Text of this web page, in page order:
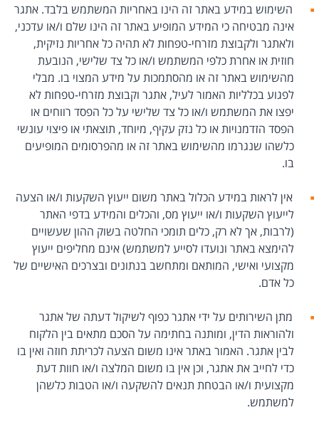
השימוש במידע באתר זה הינו באחריות המשתמש בלבד. אתגר
אינה מבטיחה כי המידע המופיע באתר זה הינו שלם ו/או עדכני,
ולאתגר ולקבוצת מזרחי-טפחות לא תהיה כל אחריות נזיקית,
חוזית או אחרת כלפי המשתמש ו/או כל צד שלישי, הנובעת
מהשימוש באתר זה או מהסתמכות על מידע המצוי בו. מבלי
לפגוע בכלליות האמור לעיל, אתגר וקבוצת מזרחי-טפחות לא
יפצו את המשתמש ו/או כל צד שלישי על כל הפסד רווחים או
הפסד הזדמנויות או כל נזק עקיף, מיוחד, תוצאתי או פיצוי עונשי
כלשהו שנגרמו מהשימוש באתר זה או מהפרסומים המופיעים
בו.
אין לראות במידע הכלול באתר משום ייעוץ השקעות ו/או הצעה
לייעוץ השקעות ו/או ייעוץ מס, והכלים והמידע בדפי האתר
(לרבות, אך לא רק, כלים תומכי החלטה בשוק ההון שעשויים
להימצא באתר ונועדו לסייע למשתמש) אינם מחליפים ייעוץ
מקצועי ואישי, המותאם ומתחשב בנתונים ובצרכים האישיים של
כל אדם.
מתן השירותים על ידי אתגר כפוף לשיקול דעתה של אתגר
ולהוראות הדין, ומותנה בחתימה על הסכם מתאים בין הלקוח
לבין אתגר. האמור באתר אינו משום הצעה לכריתת חוזה ואין בו
כדי לחייב את אתגר, וכן אין בו משום המלצה ו/או חוות דעת
מקצועית ו/או הבטחת תנאים להשקעה ו/או הטבות כלשהן
למשתמש.